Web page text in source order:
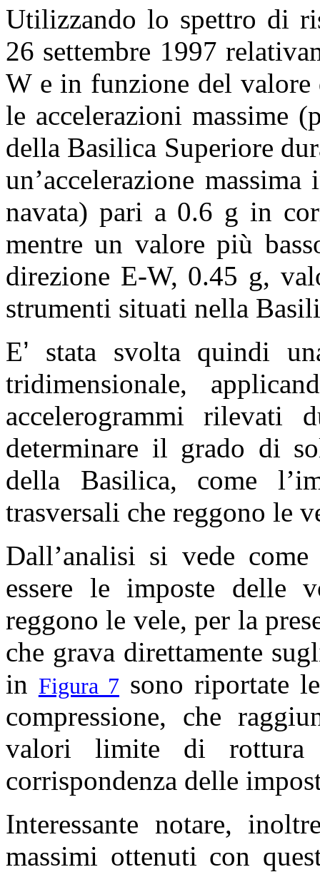
Utilizzando lo spettro di
26 settembre 1997
W e in funzione del
le accelerazioni massime
della Basilica Superiore
un’accelerazione
navata) pari a 0.6 g in
mentre un valore più
direzione E-W, 0.45 g,
strumenti situati nella
E’ stata svolta quindi
tridimensionale,
accelerogrammi rilevati
determinare il grado di
della Basilica, come
trasversali che reggono le
Dall’analisi si vede
essere le imposte delle
reggono le vele, per la
che grava direttamente
in Figura 7 sono riportate
compressione, che
valori limite di rottura
corrispondenza delle
Interessante notare,
massimi ottenuti con